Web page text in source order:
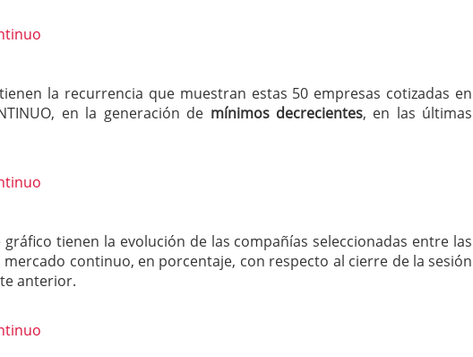
la recurrencia que muestran estas 50 empresas cotizadas en
en la generación de mínimos decrecientes, en las últimas
gráfico tienen la evolución de las compañías seleccionadas entre las
mercado continuo, en porcentaje, con respecto al cierre de la sesión
anterior.